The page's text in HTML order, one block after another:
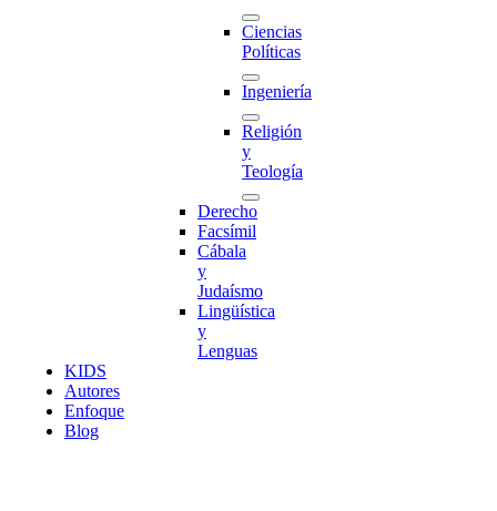
Ciencias
Políticas
Ingeniería
Religión
y
Teología
Derecho
Facsímil
Cábala
y
Judaísmo
Lingüística
y
Lenguas
KIDS
Autores
Enfoque
Blog